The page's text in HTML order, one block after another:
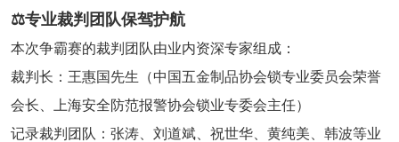
⚖️专业裁判团队保驾护航
本次争霸赛的裁判团队由业内资深专家组成：
裁判长：王惠国先生（中国五金制品协会锁专业委员会荣誉
会长、上海安全防范报警协会锁业专委会主任）
记录裁判团队：张涛、刘道斌、祝世华、黄纯美、韩波等业